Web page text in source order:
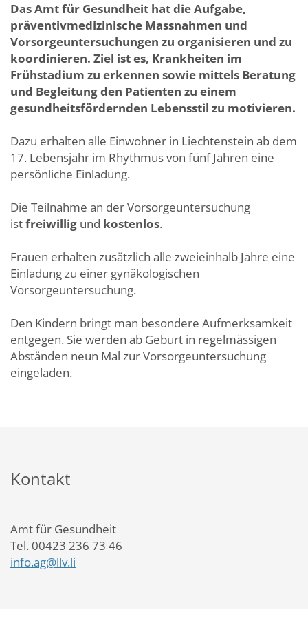
Das Amt für Gesundheit hat die Aufgabe,
präventivmedizinische Massnahmen und
Vorsorgeuntersuchungen zu organisieren und zu
koordinieren. Ziel ist es, Krankheiten im
Frühstadium zu erkennen sowie mittels Beratung
und Begleitung den Patienten zu einem
gesundheitsfördernden Lebensstil zu motivieren.
Dazu erhalten alle Einwohner in Liechtenstein ab dem
17. Lebensjahr im Rhythmus von fünf Jahren eine
persönliche Einladung.
Die Teilnahme an der Vorsorgeuntersuchung
istfreiwillig und kostenlos.
Frauen erhalten zusätzlich alle zweieinhalb Jahre eine
Einladung zu einer gynäkologischen
Vorsorgeuntersuchung.
Den Kindern bringt man besondere Aufmerksamkeit
entgegen. Sie werden ab Geburt in regelmässigen
Abständen neun Mal zur Vorsorgeuntersuchung
eingeladen.
Kontakt
Amt für Gesundheit
Tel. 00423 236 73 46
info.ag@llv.li